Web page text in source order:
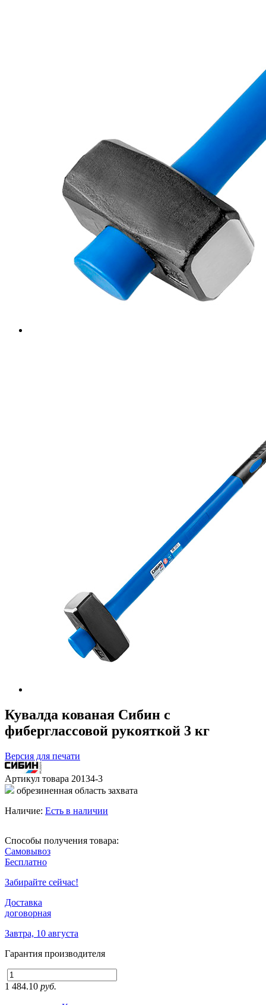
Кувалда кованая Сибин с
фиберглассовой рукояткой 3 кг
Версия для печати
Артикул товара 20134-3
обрезиненная область захвата
Наличие: Есть в наличии
Способы получения товара:
Самовывоз
Бесплатно
Забирайте сейчас!
Доставка
договорная
Завтра, 10 августа
Гарантия производителя
1 484.10 руб.